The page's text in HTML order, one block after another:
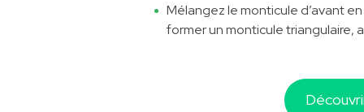
Mélangez le monticule d’avant
former un monticule triangulaire,